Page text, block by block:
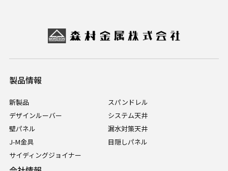
製品情報
新製品
スパンドレル
デザインルーバー
システム天井
壁パネル
漏水対策天井
J-M金具
目隠しパネル
サイディングジョイナー